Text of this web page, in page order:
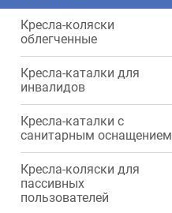
Кресла-коляски
облегченные
Кресла-каталки для
инвалидов
Кресла-каталки с
санитарным оснащением
Кресла-коляски для
пассивных
пользователей